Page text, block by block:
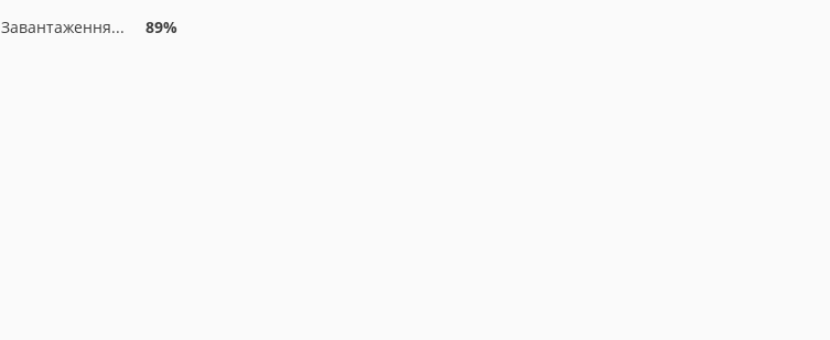
Завантаження... 96%